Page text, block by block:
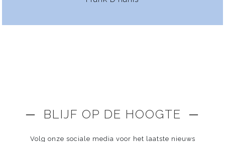
─ BLIJF OP DE HOOGTE ─
Volg onze sociale media voor het laatste nieuws